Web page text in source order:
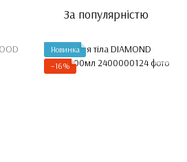
За популярністю
Новинка
−16%